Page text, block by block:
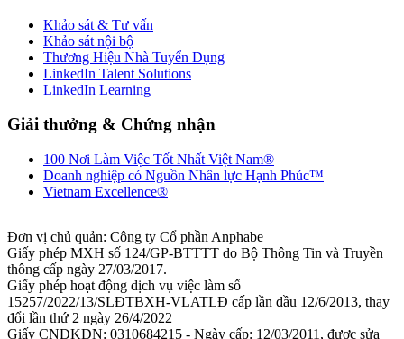
Khảo sát & Tư vấn
Khảo sát nội bộ
Thương Hiệu Nhà Tuyển Dụng
LinkedIn Talent Solutions
LinkedIn Learning
Giải thưởng & Chứng nhận
100 Nơi Làm Việc Tốt Nhất Việt Nam®
Doanh nghiệp có Nguồn Nhân lực Hạnh Phúc™
Vietnam Excellence®
Đơn vị chủ quản: Công ty Cổ phần Anphabe
Giấy phép MXH số 124/GP-BTTTT do Bộ Thông Tin và Truyền
thông cấp ngày 27/03/2017.
Giấy phép hoạt động dịch vụ việc làm số
15257/2022/13/SLĐTBXH-VLATLĐ cấp lần đầu 12/6/2013, thay
đổi lần thứ 2 ngày 26/4/2022
Giấy CNĐKDN: 0310684215 - Ngày cấp: 12/03/2011, được sửa